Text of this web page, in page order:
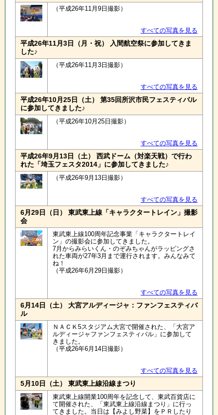
（平成26年11月9日撮影）
すべての写真を見る
平成26年11月3日（月・祝） 入間航空祭に参加してきま
した♪
（平成26年11月3日撮影）
すべての写真を見る
平成26年10月25日（土） 第35回所沢市民フェスティバル
に参加してきました♪
（平成26年10月25日撮影）
すべての写真を見る
平成26年9月13日（土） 西武ドーム（対楽天戦）で行わ
れた「埼玉フェスタ2014」に参加してきました♪
（平成26年9月13日撮影）
すべての写真を見る
6月29日（日） 東武東上線「キャラクタートレイン」撮影
会
東武東上線100周年記念事業「キャラクタートレイ
ン」の撮影会に参加してきました。
7月からみらいくん・のぞみちゃんがラッピングさ
れた車両が27年3月まで運行されます。みんなみて
ね！
（平成26年6月29日撮影）
すべての写真を見る
6月14日（土） 大宮アルディージャ：ファンフェスティバ
ル
ＮＡＣＫ5スタジアム大宮で開催された、「大宮ア
ルディージャファンフェスティバル」に参加して
きました。
（平成26年6月14日撮影）
すべての写真を見る
5月10日（土） 東武東上線沿線まつり
東武東上線開業100周年を記念して、東武百貨店に
て開催された、「東武東上線沿線まつり」に行っ
てきました。当日は【みよし野菜】をＰＲしたり